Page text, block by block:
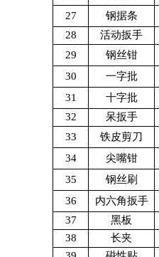
27
钢据条
28
活动扳手
29
钢丝钳
30
一字批
31
十字批
32
呆扳手
33
铁皮剪刀
34
尖嘴钳
35
钢丝刷
36
内六角扳手
37
黑板
38
长夹